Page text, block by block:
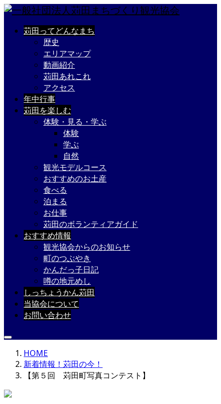
苅田ってどんなまち
歴史
エリアマップ
動画紹介
苅田あれこれ
アクセス
年中行事
苅田を楽しむ
体験・見る・学ぶ
体験
学ぶ
自然
観光モデルコース
おすすめのお土産
食べる
泊まる
お仕事
苅田のボランティアガイド
おすすめ情報
観光協会からのお知らせ
町のつぶやき
かんだっ子日記
噂の地元めし
しっちょうかん苅田
当協会について
お問い合わせ
HOME
新着情報！苅田の今！
【第５回 苅田町写真コンテスト】